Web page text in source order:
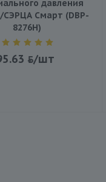
давления
Смарт (DBP-
8276H)
/шт